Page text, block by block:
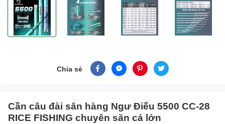
Chia sẻ
Cần câu đài săn hàng Ngư Điếu 5500 CC-28
RICE FISHING chuyên săn cá lớn